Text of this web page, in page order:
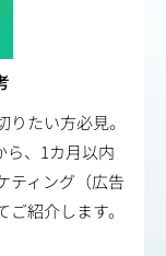
たい方必見。
ら、1カ月以内
ティング（広告
紹介します。